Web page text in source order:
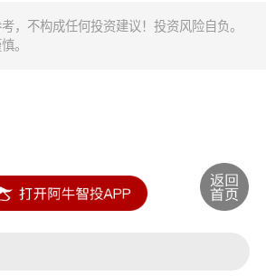
，不构成任何投资建议！投资风险自负。
。